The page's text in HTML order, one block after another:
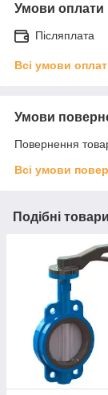
Умови оплати
Післяплата
Всі умови
Умови
Повернення
Всі умови
Подібні